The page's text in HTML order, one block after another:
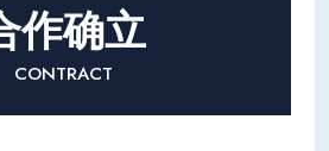
作确立
CONTRACT